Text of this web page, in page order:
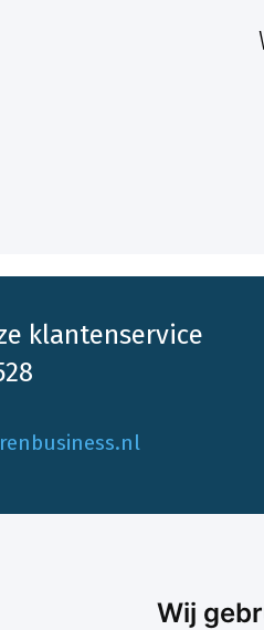
Wij
klantenservice